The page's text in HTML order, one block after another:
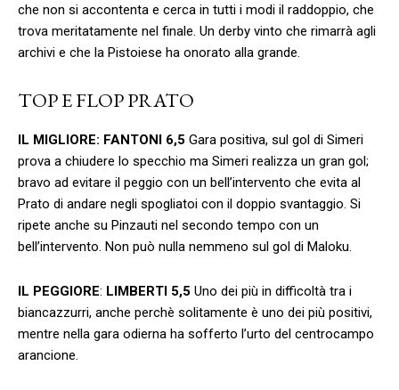
che non si accontenta e cerca in tutti i modi il raddoppio, che
trova meritatamente nel finale. Un derby vinto che rimarrà agli
archivi e che la Pistoiese ha onorato alla grande.
TOP E FLOP PRATO
IL MIGLIORE: FANTONI 6,5 Gara positiva, sul gol di Simeri
prova a chiudere lo specchio ma Simeri realizza un gran gol;
bravo ad evitare il peggio con un bell’intervento che evita al
Prato di andare negli spogliatoi con il doppio svantaggio. Si
ripete anche su Pinzauti nel secondo tempo con un
bell’intervento. Non può nulla nemmeno sul gol di Maloku.
IL PEGGIORE: LIMBERTI 5,5 Uno dei più in difficoltà tra i
biancazzurri, anche perchè solitamente è uno dei più positivi,
mentre nella gara odierna ha sofferto l’urto del centrocampo
arancione.